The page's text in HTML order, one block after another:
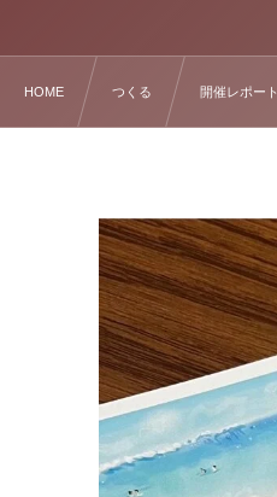
HOME つくる 開催レポート